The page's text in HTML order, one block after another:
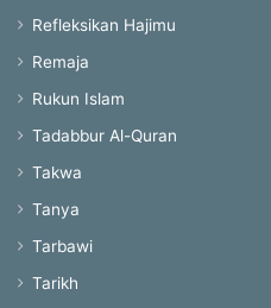
Refleksikan Hajimu
Remaja
Rukun Islam
Tadabbur Al-Quran
Takwa
Tanya
Tarbawi
Tarikh